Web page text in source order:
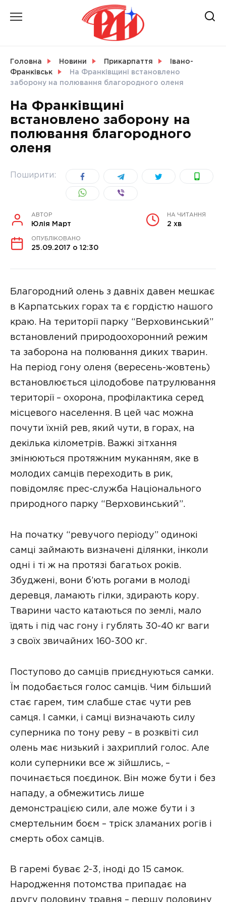
СВІТ
УКРАЇНА
Головна Новини Прикарпаття
Івано-
Франківськ
На Франківщині встановлено
заборону на полювання благородного оленя
На Франківщині
встановлено заборону на
полювання благородного
оленя
Поширити:
АВТОР
Юлія Март
НА ЧИТАННЯ
2 хв
ОПУБЛІКОВАНО
25.09.2017 о 12:30
Благородний олень з давніх давен мешкає
в Карпатських горах та є гордістю нашого
краю. На території парку “Верховинський”
встановлений природоохоронний режим
та заборона на полювання диких тварин.
На період гону оленя (вересень-жовтень)
встановлюється цілодобове патрулювання
території – охорона, профілактика серед
місцевого населення. В цей час можна
почути їхній рев, який чути, в горах, на
декілька кілометрів. Важкі зітхання
змінюються протяжним муканням, яке в
молодих самців переходить в рик,
повідомляє прес-служба Національного
природного парку “Верховинський”.
На початку “ревучого періоду” одинокі
самці займають визначені ділянки, інколи
одні і ті ж на протязі багатьох років.
Збуджені, вони б’ють рогами в молоді
деревця, ламають гілки, здирають кору.
Тварини часто катаються по землі, мало
їдять і під час гону і гублять 30-40 кг ваги
з своїх звичайних 160-300 кг.
Поступово до самців приєднуються самки.
Їм подобається голос самців. Чим більший
стає гарем, тим слабше стає чути рев
самця. І самки, і самці визначають силу
суперника по тону реву – в розквіті сил
олень має низький і захриплий голос. Але
коли суперники все ж зійшлись, –
починається поєдинок. Він може бути і без
нападу, а обмежитись лише
демонстрацією сили, але може бути і з
смертельним боєм – тріск зламаних рогів і
смерть обох самців.
В гаремі буває 2-3, іноді до 15 самок.
Народження потомства припадає на
другу половину травня – першу половину